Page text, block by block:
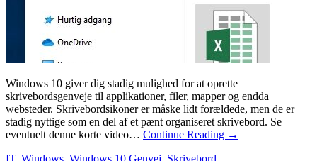
Windows 10 giver dig stadig mulighed for at oprette
skrivebordsgenveje til applikationer, filer, mapper og endda
websteder. Skrivebordsikoner er måske lidt forældede, men de er
stadig nyttige som en del af et pænt organiseret skrivebord. Se
eventuelt denne korte video… Continue Reading →